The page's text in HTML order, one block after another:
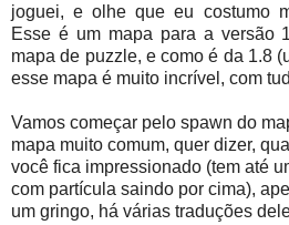
joguei, e olhe que eu costumo
Esse é um mapa para a versão
mapa de puzzle, e como é da 1.8
esse mapa é muito incrível, com
Vamos começar pelo spawn do
mapa muito comum, quer dizer,
você fica impressionado (tem até
com partícula saindo por cima),
um gringo, há várias traduções